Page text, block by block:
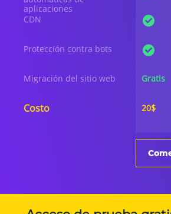
aplicaciones
CDN
Protección contra bots
Migración del sitio web
Costo
Gratis
20$